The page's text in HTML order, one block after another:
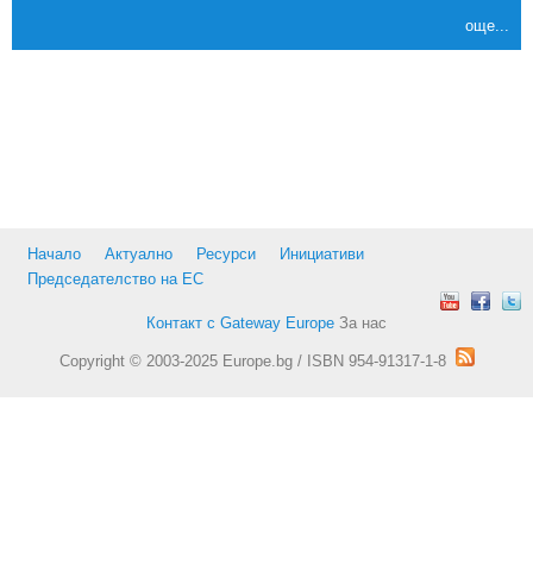
още...
Начало Актуално Ресурси
Инициативи
Председателство на ЕС
Контакт с Gateway Europe За нас
Copyright © 2003-2025 Europe.bg / ISBN 954-91317-1-8